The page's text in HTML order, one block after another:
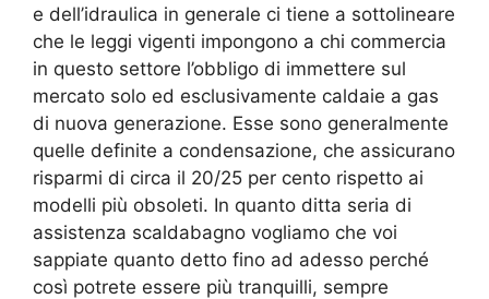
e dell’idraulica in generale ci tiene a sottolineare
che le leggi vigenti impongono a chi commercia
in questo settore l’obbligo di immettere sul
mercato solo ed esclusivamente caldaie a gas
di nuova generazione. Esse sono generalmente
quelle definite a condensazione, che assicurano
risparmi di circa il 20/25 per cento rispetto ai
modelli più obsoleti. In quanto ditta seria di
assistenza scaldabagno vogliamo che voi
sappiate quanto detto fino ad adesso perché
così potrete essere più tranquilli, sempre